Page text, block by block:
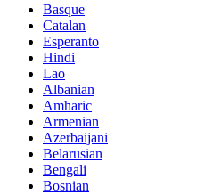
Basque
Catalan
Esperanto
Hindi
Lao
Albanian
Amharic
Armenian
Azerbaijani
Belarusian
Bengali
Bosnian